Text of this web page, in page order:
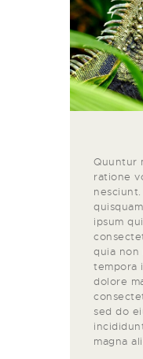
Quuntur
ratione
ipsum
quia non
tempora
dolore
sed do
magna